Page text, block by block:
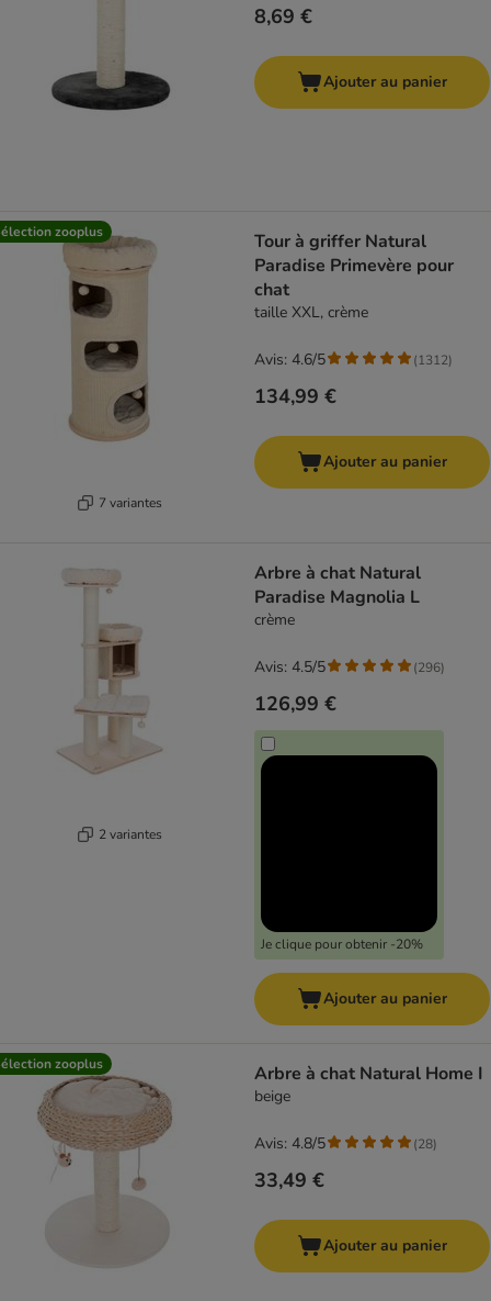
8,69 €
Ajouter au panier
zooplus
7 variantes
Tour à griffer Natural
Paradise Primevère pour
chat
taille XXL, crème
134,99 €
Avis: 4.6/5 (1312)
Ajouter au panier
2 variantes
Arbre à chat Natural
Paradise Magnolia L
crème
126,99 €
Je clique pour obtenir -20%
Avis: 4.5/5 (296)
Ajouter au panier
zooplus Arbre à chat Natural Home I
beige
33,49 €
Avis: 4.8/5 (28)
Ajouter au panier